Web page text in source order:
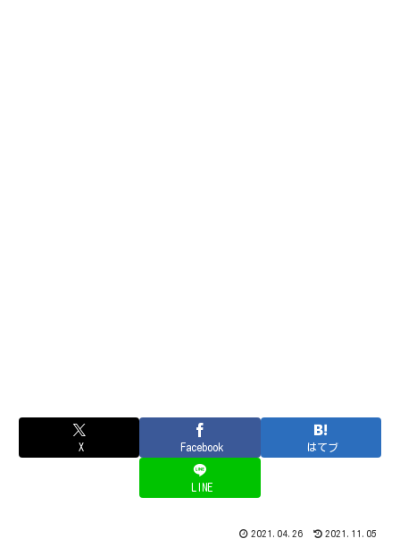
X Facebook はてブ
LINE
2021.04.26 2021.11.05